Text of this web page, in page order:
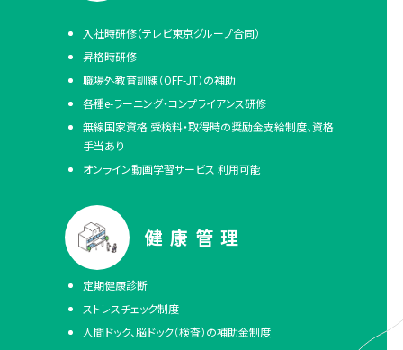
入社時研修（テレビ東京グループ合同）
昇格時研修
職場外教育訓練（OFF-JT）の補助
各種e-ラーニング・コンプライアンス研修
無線国家資格 受検料・取得時の奨励金支給制度、資格
手当あり
オンライン動画学習サービス 利用可能
健康管理
定期健康診断
ストレスチェック制度
人間ドック、脳ドック（検査）の補助金制度